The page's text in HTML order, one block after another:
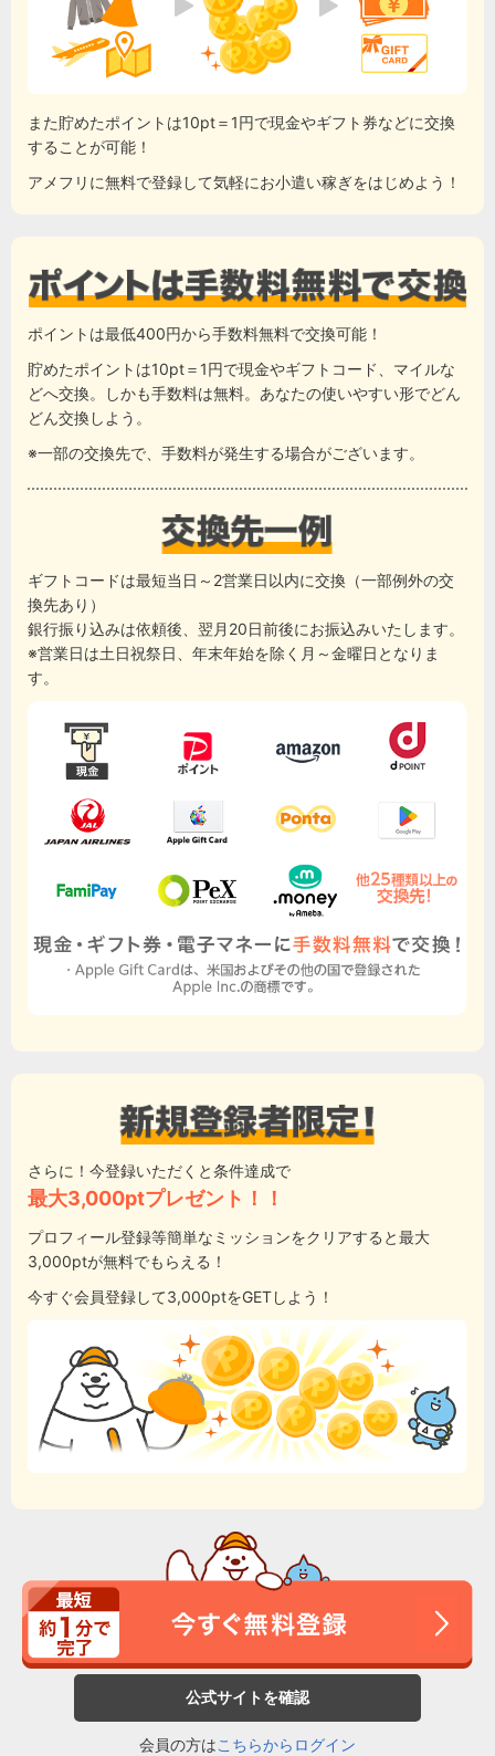
また貯めたポイントは10pt＝1円で現金やギフト券などに交換
することが可能！
アメフリに無料で登録して気軽にお小遣い稼ぎをはじめよう！
ポイントは最低400円から手数料無料で交換可能！
貯めたポイントは10pt＝1円で現金やギフトコード、マイルな
どへ交換。しかも手数料は無料。あなたの使いやすい形でどん
どん交換しよう。
※一部の交換先で、手数料が発生する場合がございます。
ギフトコードは最短当日～2営業日以内に交換（一部例外の交
換先あり）
銀行振り込みは依頼後、翌月20日前後にお振込みいたします。
※営業日は土日祝祭日、年末年始を除く月～金曜日となりま
す。
さらに！今登録いただくと条件達成で
最大3,000ptプレゼント！！
プロフィール登録等簡単なミッションをクリアすると最大
3,000ptが無料でもらえる！
今すぐ会員登録して3,000ptをGETしよう！
公式サイトを確認
会員の方はこちらからログイン